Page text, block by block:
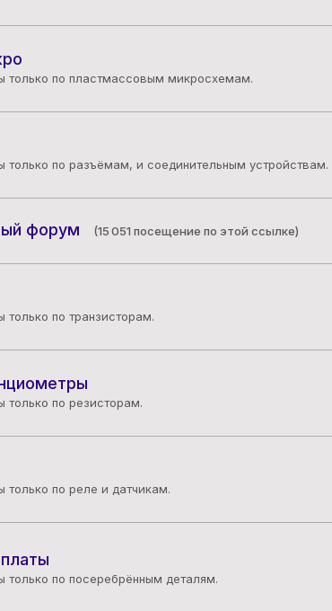
только по пластмассовым микросхемам.
по разъёмам, и соединительным устройствам.
форум (15 051 посещение по этой ссылке)
по транзисторам.
по резисторам.
по реле и датчикам.
по посеребрённым деталям.